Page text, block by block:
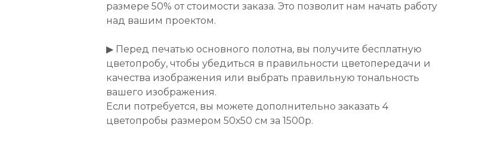
размере 50% от стоимости заказа. Это позволит нам начать работу
над вашим проектом.
▶ Перед печатью основного полотна, вы получите бесплатную
цветопробу, чтобы убедиться в правильности цветопередачи и
качества изображения или выбрать правильную тональность
вашего изображения.
Если потребуется, вы можете дополнительно заказать 4
цветопробы размером 50х50 см за 1500р.